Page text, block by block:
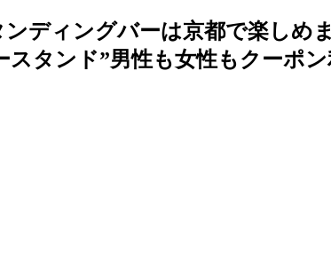
ディングバーは京都で楽しめ
スタンド”男性も女性もクーポ